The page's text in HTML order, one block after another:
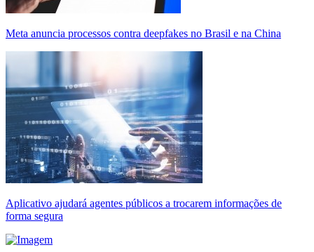
Meta anuncia processos contra deepfakes no Brasil e na China
Aplicativo ajudará agentes públicos a trocarem informações de
forma segura